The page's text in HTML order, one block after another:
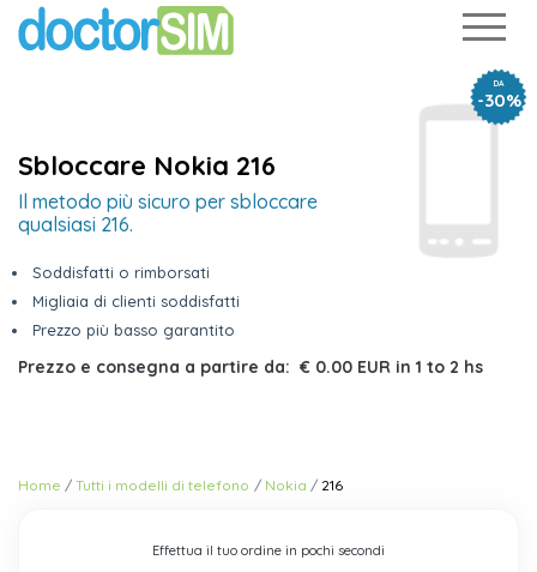
DA
-30%
Sbloccare Nokia 216
Il metodo più sicuro per sbloccare
qualsiasi 216.
Soddisfatti o rimborsati
Migliaia di clienti soddisfatti
Prezzo più basso garantito
Prezzo e consegna a partire da: € 0.00 EUR in 1 to 2 hs
Home Tutti i modelli di telefono Nokia 216
Effettua il tuo ordine in pochi secondi